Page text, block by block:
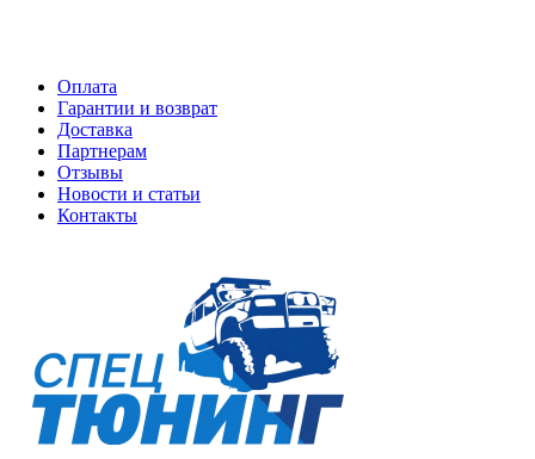
Оплата
Гарантии и возврат
Доставка
Партнерам
Отзывы
Новости и статьи
Контакты